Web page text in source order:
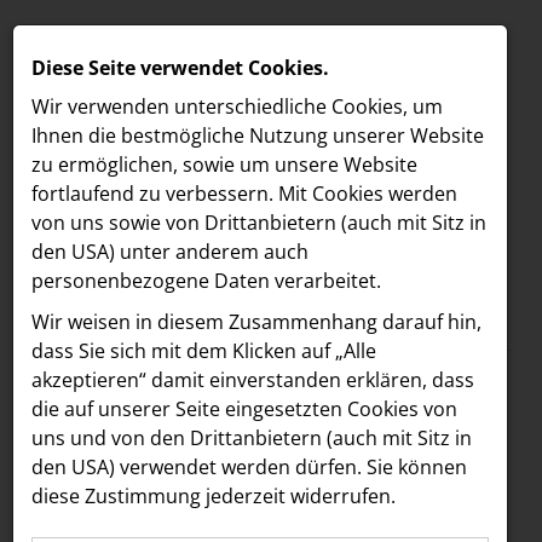
MELDUNGEN
LOEBELL NORDBERG
INNER
aehre
Astoria Artshow
B/S/H Hausgeräte
Meldungen / Freshfields / Corporate & Finance
Text Bilder
10.12.2025
Freshfields berät
UniCredit Bank
Diese Seite verwendet Cookies.
Wir verwenden unterschiedliche Cookies, um
Ihnen die best­mögliche Nutzung unserer Website
zu ermöglichen, sowie um unsere Website
fortlaufend zu verbessern. Mit Cookies werden
von uns sowie von Drittanbietern (auch mit Sitz in
den USA) unter anderem auch
personenbezogene Daten verarbeitet.
Wir weisen in diesem Zusammenhang darauf hin,
dass Sie sich mit dem Klicken auf „Alle
akzeptieren“ damit ein­ver­standen erklären, dass
die auf unserer Seite eingesetzten Cookies von
uns und von den Drittanbietern (auch mit Sitz in
den USA) verwendet werden dürfen. Sie können
diese Zustimmung jederzeit widerrufen.